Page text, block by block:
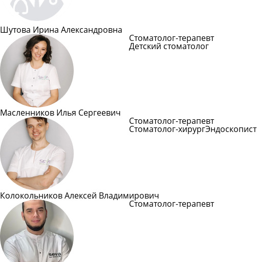
Шутова Ирина Александровна
Стоматолог-терапевт
Детский стоматолог
Масленников Илья Сергеевич
Стоматолог-терапевт
Стоматолог-хирургЭндоскопист
Колокольников Алексей Владимирович
Стоматолог-терапевт